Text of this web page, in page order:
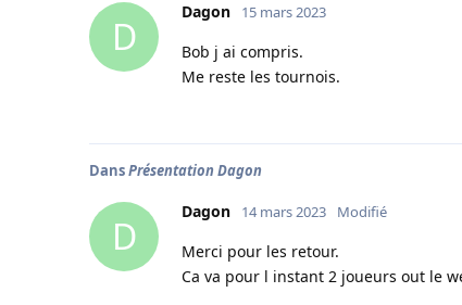
D
Dagon 15 mars 2023
Bob j ai compris.
Me reste les tournois.
DansPrésentation Dagon
D
Dagon 14 mars 2023 Modifié
Merci pour les retour.
Ca va pour l instant 2 joueurs out le